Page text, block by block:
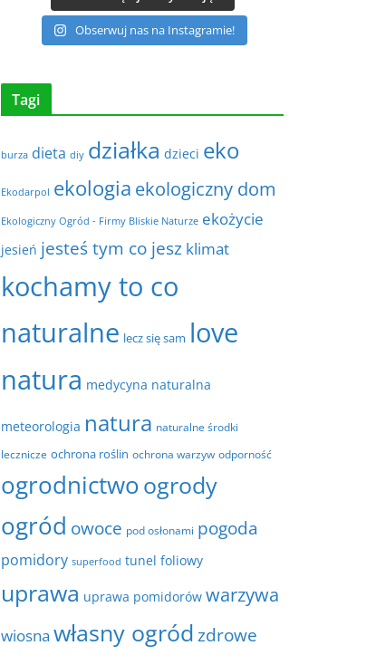
Obserwuj nas na Instagramie!
Tagi
burza dieta diy działka dzieci eko
Ekodarpol ekologia ekologiczny dom
Ekologiczny Ogród - Firmy Bliskie Naturze ekożycie
jesień jesteś tym co jesz klimat
kochamy to co
naturalne lecz się sam love
natura medycyna naturalna
meteorologia natura naturalne środki
lecznicze ochrona roślin ochrona warzyw odporność
ogrodnictwoogrody
ogród owoce pod osłonami pogoda
pomidory superfood tunel foliowy
uprawa uprawa pomidorów warzywa
wiosna własny ogródzdrowe